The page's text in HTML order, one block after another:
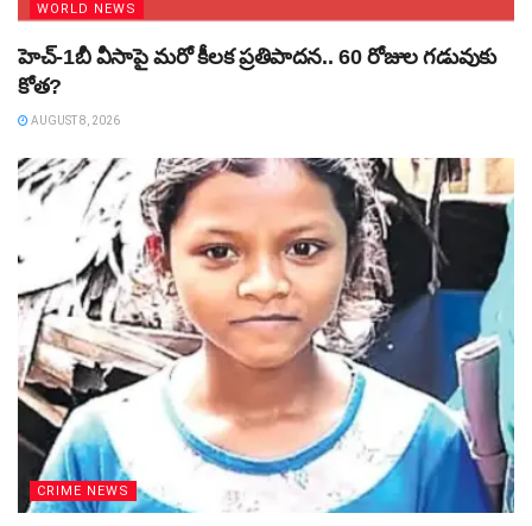
WORLD NEWS
హెచ్‌-1బీ వీసాపై మరో కీలక ప్రతిపాదన.. 60 రోజుల గడువుకు
కోత?
AUGUST 8, 2026
CRIME NEWS